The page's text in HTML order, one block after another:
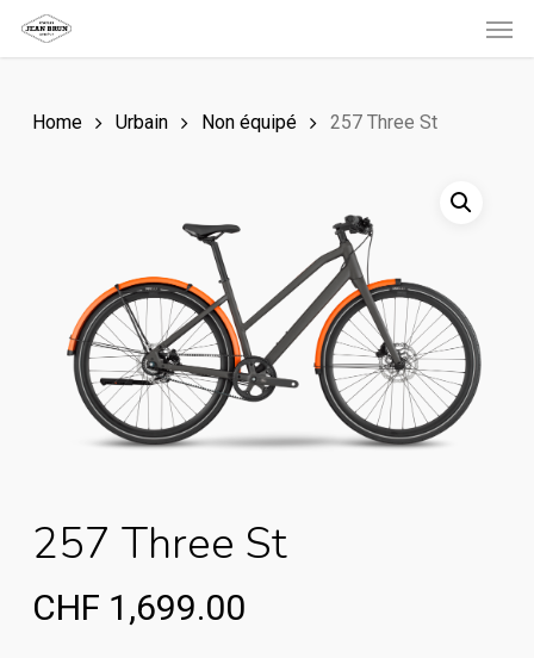
Skip
to
contentHome Urbain Non équipé 257 Three St
257 Three St
CHF 1,699.00